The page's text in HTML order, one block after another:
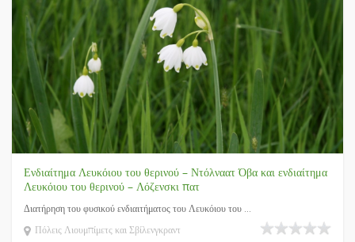
Ενδιαίτημα Λευκόιου του θερινού – Ντόλναατ Όβα και ενδιαίτημα
Λευκόιου του θερινού – Λόζενσκι πατ
Διατήρηση του φυσικού ενδιαιτήματος του Λευκόιου του ...
Πόλεις Λιουμπίμετς και Σβίλενγκραντ